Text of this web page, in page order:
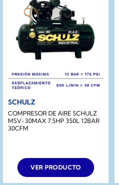
SCHULZ
COMPRESOR DE AIRE SCHULZ
MSV-30MAX 7.5HP 350L 12BAR
30CFM
VER PRODUCTO